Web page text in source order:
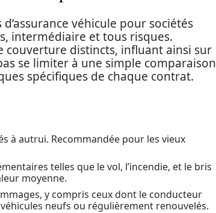
véhicule pour sociétés
intermédiaire et tous risques.
couverture distincts, influant ainsi sur
se limiter à une simple comparaison
spécifiques de chaque contrat.
à autrui. Recommandée pour les vieux
telles que le vol, l’incendie, et le bris
moyenne.
y compris ceux dont le conducteur
neufs ou régulièrement renouvelés.